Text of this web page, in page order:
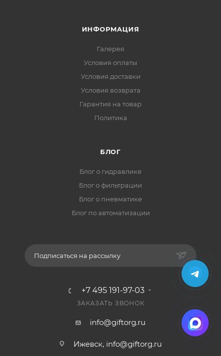
ИНФОРМАЦИЯ
Галерея
Условия оплаты
Условия доставки
Условия возврата
Гарантия на товар
Политика
БЛОГ
Блог о гидравлике
Блог о фильтрации
Блог о пневматике
Блог по автоматизации
Подписаться на рассылку
+7 495 191-97-03
ЗАКАЗАТЬ ЗВОНОК
info@giftorg.ru
Ижевск, info@giftorg.ru